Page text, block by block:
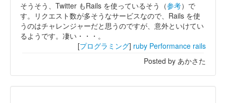
そうそう、Twitter もRails を使っているそう（参考）で
す。リクエスト数が多そうなサービスなので、Rails を使
うのはチャレンジャーだと思うのですが、意外といけてい
るようです。凄い・・・。
[プログラミング] ruby Performance rails
Posted by あかさた